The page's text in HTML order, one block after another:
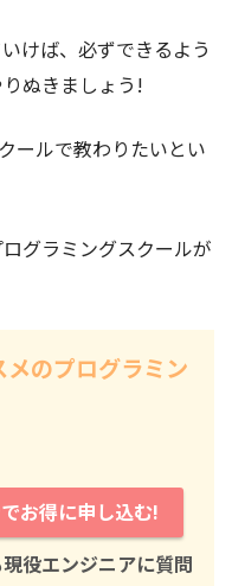
けば、必ずできるよう
ぬきましょう!
ールで教わりたいとい
グラミングスクールが
メのプログラミン
お得に申し込む!
役エンジニアに質問